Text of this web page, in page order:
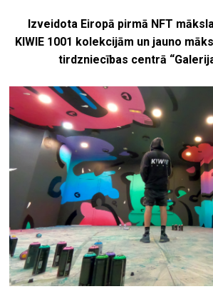
Izveidota Eiropā pirmā NFT
KIWIE 1001 kolekcijām un jauno
tirdzniecības centrā